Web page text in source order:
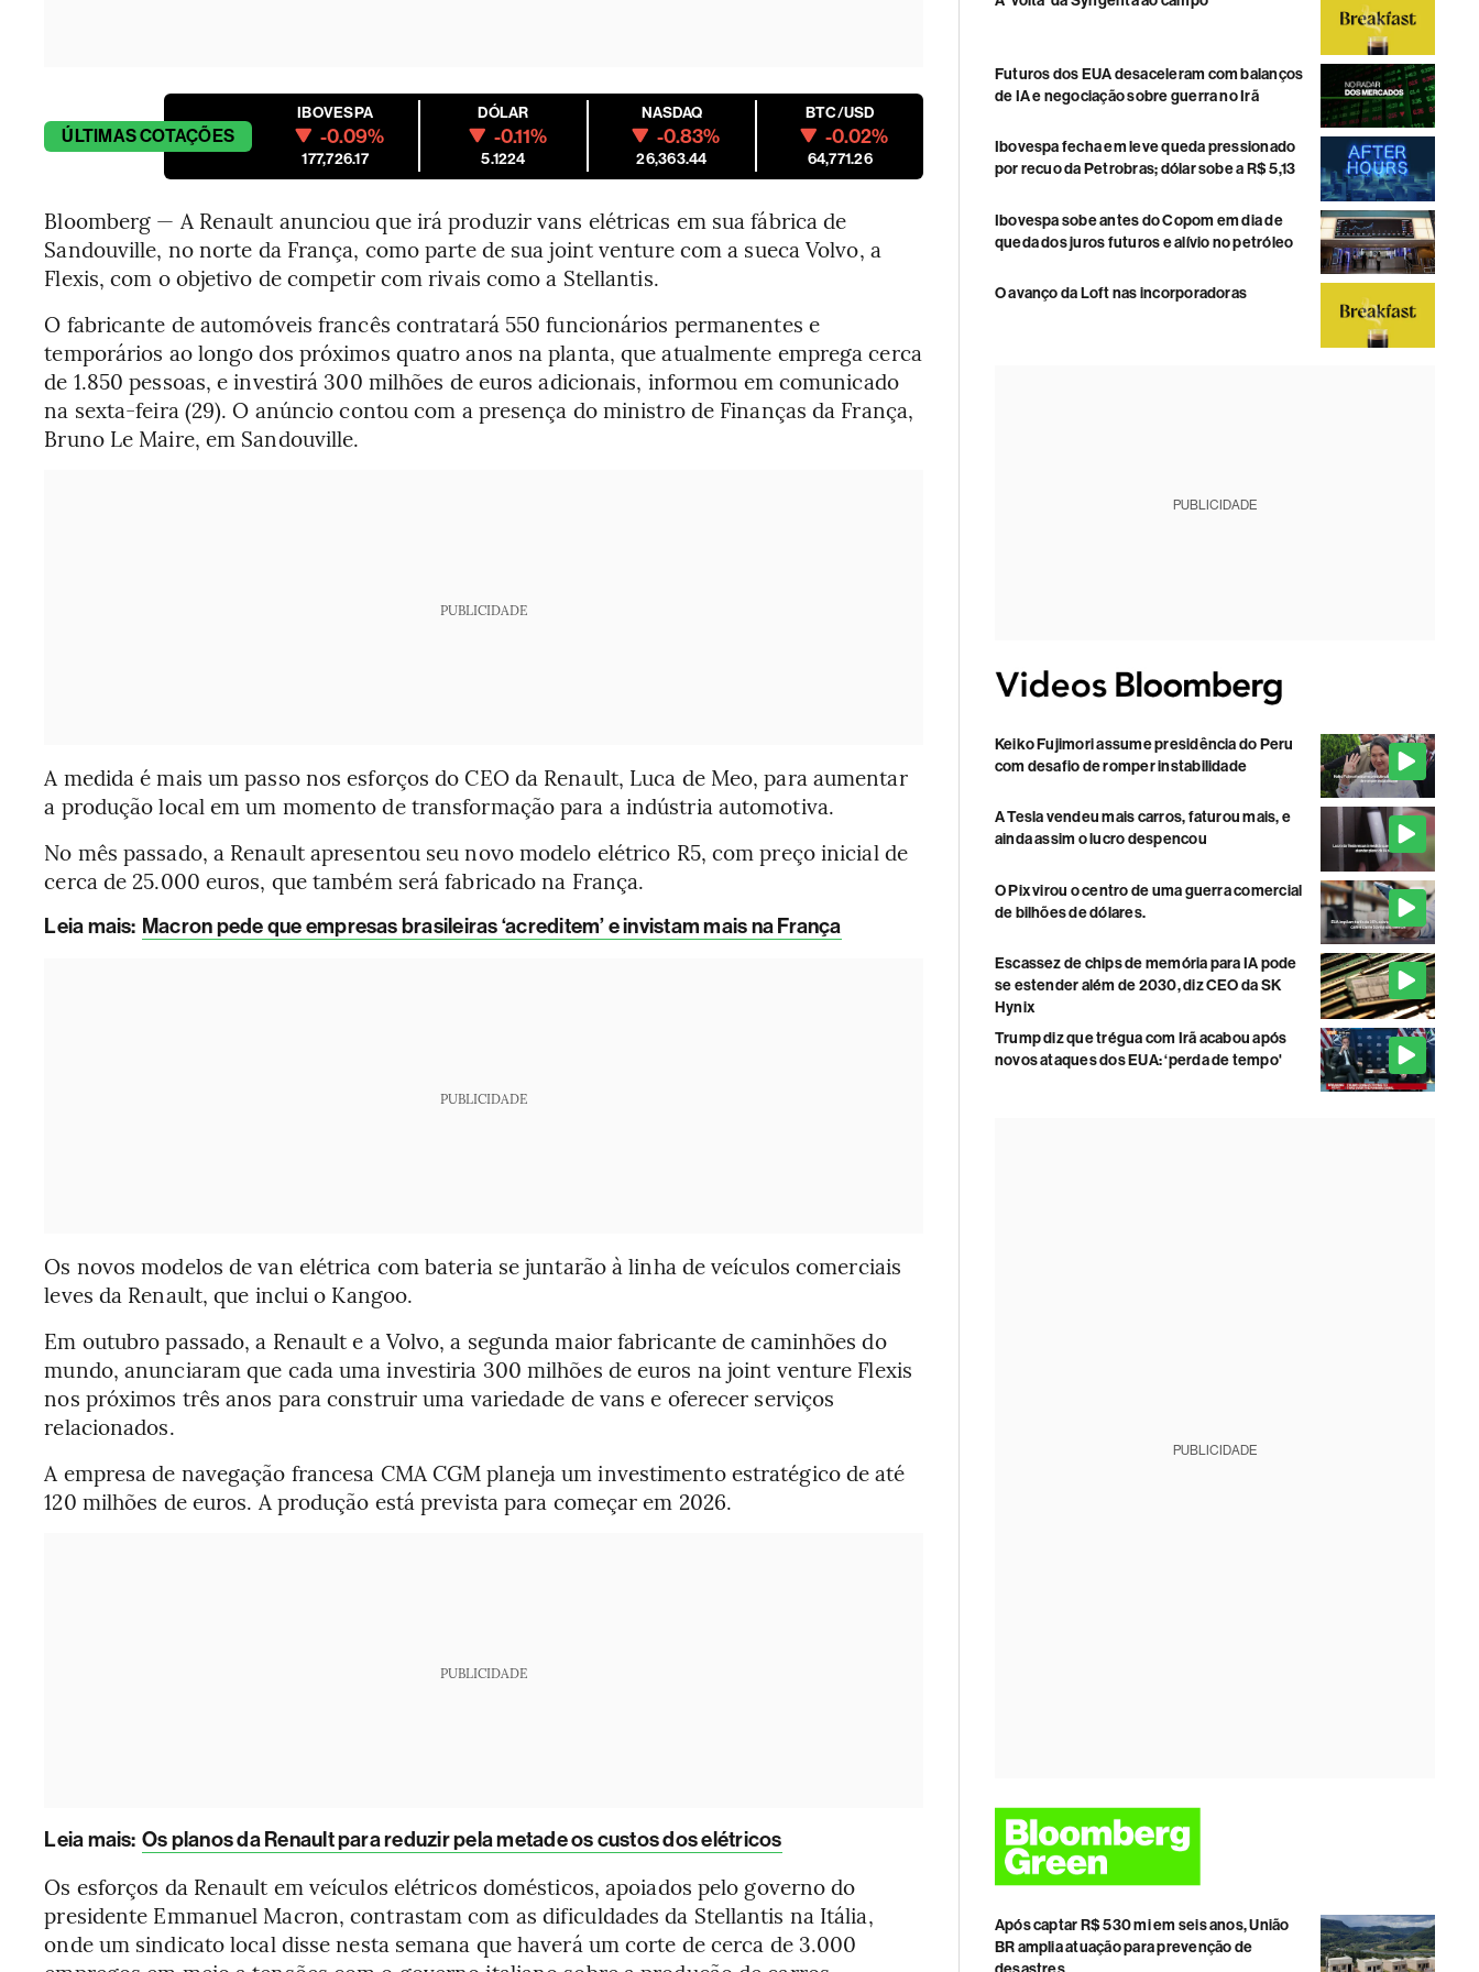
ÚLTIMASCOTAÇÕES
IBOVESPA
-0.09%
177,726.17
DÓLAR
-0.11%
5.1224
NASDAQ
-0.83%
26,363.44
BTC/USD
-0.02%
64,771.26
Bloomberg — A Renault anunciou que irá produzir vans elétricas em sua fábrica de
Sandouville, no norte da França, como parte de sua joint venture com a sueca Volvo, a
Flexis, com o objetivo de competir com rivais como a Stellantis.
O fabricante de automóveis francês contratará 550 funcionários permanentes e
temporários ao longo dos próximos quatro anos na planta, que atualmente emprega cerca
de 1.850 pessoas, e investirá 300 milhões de euros adicionais, informou em comunicado
na sexta-feira (29). O anúncio contou com a presença do ministro de Finanças da França,
Bruno Le Maire, em Sandouville.
PUBLICIDADE
A medida é mais um passo nos esforços do CEO da Renault, Luca de Meo, para aumentar
a produção local em um momento de transformação para a indústria automotiva.
No mês passado, a Renault apresentou seu novo modelo elétrico R5, com preço inicial de
cerca de 25.000 euros, que também será fabricado na França.
Leia mais: Macron pede que empresas brasileiras ‘acreditem’ e invistam mais na França
PUBLICIDADE
Os novos modelos de van elétrica com bateria se juntarão à linha de veículos comerciais
leves da Renault, que inclui o Kangoo.
Em outubro passado, a Renault e a Volvo, a segunda maior fabricante de caminhões do
mundo, anunciaram que cada uma investiria 300 milhões de euros na joint venture Flexis
nos próximos três anos para construir uma variedade de vans e oferecer serviços
relacionados.
A empresa de navegação francesa CMA CGM planeja um investimento estratégico de até
120 milhões de euros. A produção está prevista para começar em 2026.
PUBLICIDADE
Leia mais: Os planos da Renault para reduzir pela metade os custos dos elétricos
Os esforços da Renault em veículos elétricos domésticos, apoiados pelo governo do
presidente Emmanuel Macron, contrastam com as dificuldades da Stellantis na Itália,
onde um sindicato local disse nesta semana que haverá um corte de cerca de 3.000
Futuros dos EUA desaceleram com balanços
de IA e negociação sobre guerra no Irã
Ibovespa fecha em leve queda pressionado
por recuo da Petrobras; dólar sobe a R$ 5,13
Ibovespa sobe antes do Copom em dia de
queda dos juros futuros e alívio no petróleo
O avanço da Loft nas incorporadoras
PUBLICIDADE
Keiko Fujimori assume presidência do Peru
com desafio de romper instabilidade
A Tesla vendeu mais carros, faturou mais, e
ainda assim o lucro despencou
O Pix virou o centro de uma guerra comercial
de bilhões de dólares.
Escassez de chips de memória para IA pode
se estender além de 2030, diz CEO da SK
Hynix
Trump diz que trégua com Irã acabou após
novos ataques dos EUA: ‘perda de tempo'
PUBLICIDADE
Após captar R$ 530 mi em seis anos, União
BR amplia atuação para prevenção de